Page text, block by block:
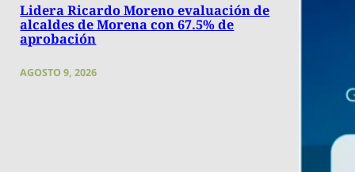
Lidera Ricardo Moreno evaluación de
alcaldes de Morena con 67.5% de
aprobación
AGOSTO 9, 2026